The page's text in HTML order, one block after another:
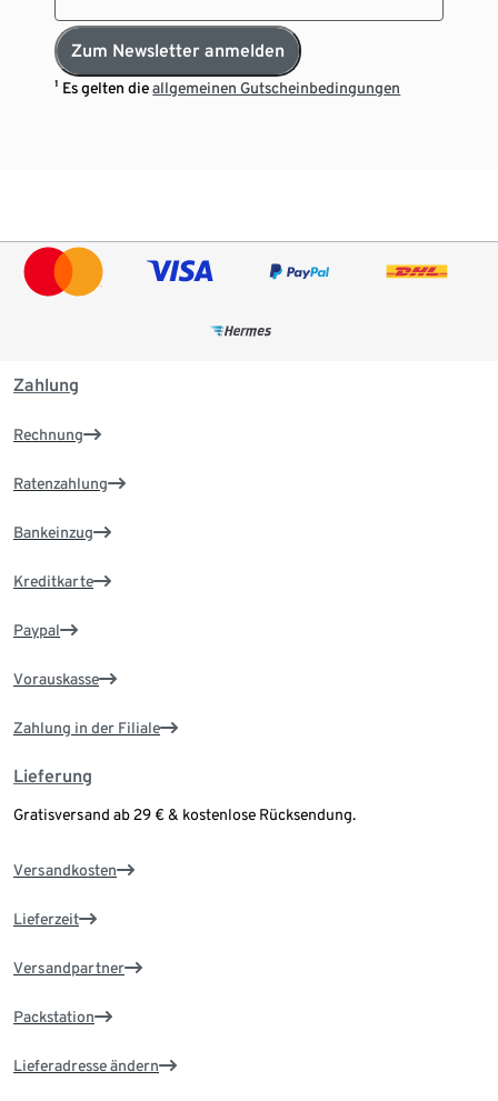
Zum Newsletter anmelden
¹ Es gelten dieallgemeinen Gutscheinbedingungen
Zahlung
Rechnung
Ratenzahlung
Bankeinzug
Kreditkarte
Paypal
Vorauskasse
Zahlung in der Filiale
Lieferung
Gratisversand ab 29 € & kostenlose Rücksendung.
Versandkosten
Lieferzeit
Versandpartner
Packstation
Lieferadresse ändern